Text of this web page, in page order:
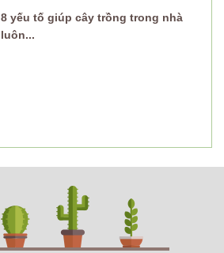
8 yếu tố giúp cây trồng trong nhà
luôn...